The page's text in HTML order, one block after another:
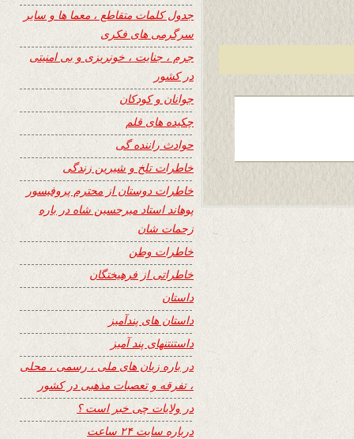
جدول کلمات متقاطع ، معما ها و سایر
سرگرمی های فکری
جرم ، جنایت ، خونریزی و بی امنیتی
در کشور
جوانان و کودکان
چکیده های قلم
حوادث راننده گی
خاطرات تلخ و شیرین زندگی
خاطرات دوستان از محترم پروفیسور
پوهاند استاد میرحسین شاه در باره
زحمات شان
خاطرات وطن
خاطراتی از فرهیختگان
داستان
داستان های پندآمیز
داستنتنهای پند آمیز
در باره زبان های ملی ، رسمی ، محلی
، تفرقه و تعصبات مذهبی در کشور
در ولایات چی خبر است ؟
درباره سایت ۲۴ ساعت